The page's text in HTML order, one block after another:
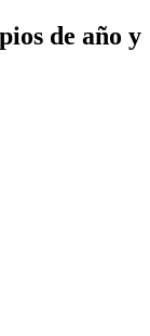
de año y